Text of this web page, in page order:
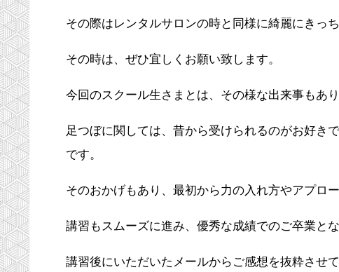
その際はレンタルサロンの時と同様に綺麗にきっ
その時は、ぜひ宜しくお願い致します。
今回のスクール生さまとは、その様な出来事もあ
足つぼに関しては、昔から受けられるのがお好き
です。
そのおかげもあり、最初から力の入れ方やアプロ
講習もスムーズに進み、優秀な成績でのご卒業とな
講習後にいただいたメールからご感想を抜粋させ